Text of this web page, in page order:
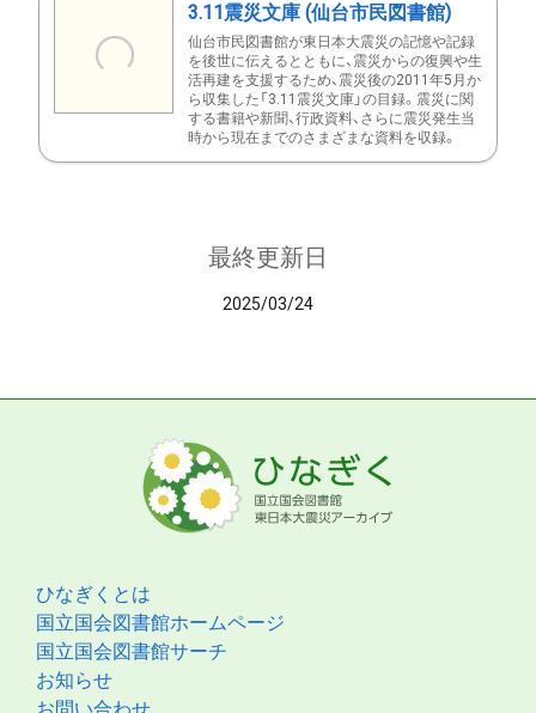
3.11震災文庫 (仙台市民図書館)
仙台市民図書館が東日本大震災の記憶や記録
を後世に伝えるとともに、震災からの復興や生
活再建を支援するため、震災後の2011年5月か
ら収集した「3.11震災文庫」の目録。震災に関
する書籍や新聞、行政資料、さらに震災発生当
時から現在までのさまざまな資料を収録。
最終更新日
2025/03/24
ひなぎくとは
国立国会図書館ホームページ
国立国会図書館サーチ
お知らせ